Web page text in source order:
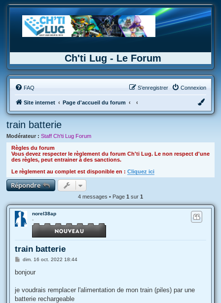
Ch'ti Lug - Le Forum
FAQ Connexion
S’enregistrer
Site internet Page d'accueil du forum
train batterie
Modérateur : Staff Ch'ti Lug Forum
Règles du forum
Vous devez respecter le règlement du forum Ch'ti Lug. Le non respect d'une
des règles, peut entrainer à des sanctions.
Le règlement au complet est disponible en : Cliquez ici
Répondre
4 messages • Page 1 sur 1
norel38ap
-
train batterie
M
s
g
dim. 16 oct. 2022 18:44
bonjour
je voudrais remplacer l'alimentation de mon train (piles) par une
batterie rechargeable